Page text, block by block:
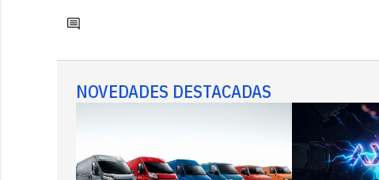
NOVEDADES DESTACADAS